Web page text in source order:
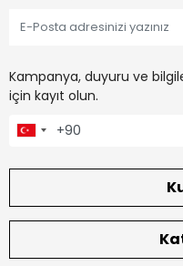
Kampanya, duyuru ve
için kayıt olun.